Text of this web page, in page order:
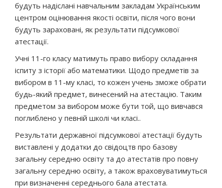
будуть надіслані навчальним закладам Українським
центром оцінювання якості освіти, після чого вони
будуть зараховані, як результати підсумкової
атестації.
Учні 11-го класу матимуть право вибору складання
іспиту з історії або математики. Щодо предметів за
вибором в 11-му класі, то кожен учень зможе обрати
будь-який предмет, винесений на атестацію. Таким
предметом за вибором може бути той, що вивчався
поглиблено у певній школі чи класі..
Результати державної підсумкової атестації будуть
виставлені у додатки до свідоцтв про базову
загальну середню освіту та до атестатів про повну
загальну середню освіту, а також враховуватимуться
при визначенні середнього бала атестата.